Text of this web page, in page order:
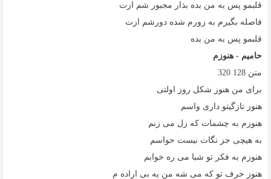
ﻗﻠﺒﻤﻮ ﭘﺲ ﺑﻪ ﻣﻦ ﺑﺪه ﺑﺬار ﻣﺠﺒﻮر ﺷﻢ ازت
ﻓﺎﺻﻠﻪ ﺑﮕﻴﺮم ﺑﻪ زورم ﺷﺪه دورﺷﻢ ازت
ﻗﻠﺒﻤﻮ ﭘﺲ ﺑﻪ ﻣﻦ ﺑﺪه
حامیم - هنوزم
متن 128
320
ﺑﺮای ﻣﻦ ﻫﻨﻮز ﺷﻜﻞ روز اوﻟﺘﻰ
ﻫﻨﻮز ﺗﺎزﮔﻴﺘﻮ داری واﺳﻢ
ﻫﻨﻮزم ﺑﻪ ﭼﺸﻤﺎت ﻛﻪ زل ﻣﻰ زﻧﻢ
ﺑﻪ ﻫﻴﭽﻰ ﺟﺰ ﻧﮕﺎت ﻧﻴﺴﺖ ﺣﻮاﺳﻢ
ﻫﻨﻮزم ﺑﻪ ﻓﻜﺮ ﺗﻮ ﺷﺒﺎ ﻣﻰ ره ﺧﻮاﺑﻢ
ﻫﻨﻮز ﺣﺮف ﺗﻮ ﻛﻪ ﻣﻰ ﺷﻪ ﻣﻦ ﻳﻪ ﺑﻰ اراده م